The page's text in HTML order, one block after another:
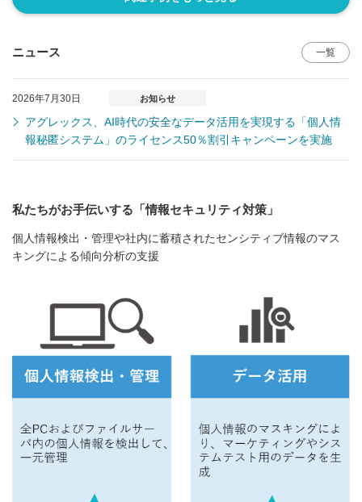
ニュース 一覧
2026年7月30日 お知らせ
アグレックス、AI時代の安全なデータ活用を実現する「個人情
報秘匿システム」のライセンス50％割引キャンペーンを実施
私たちがお手伝いする「情報セキュリティ対策」
個人情報検出・管理や社内に蓄積されたセンシティブ情報のマス
キングによる傾向分析の支援